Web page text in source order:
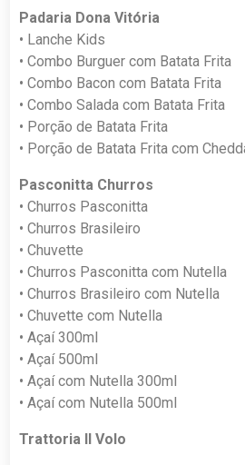
Padaria Dona Vitória
• Lanche Kids
• Combo Burguer com Batata Frita
• Combo Bacon com Batata Frita
• Combo Salada com Batata Frita
• Porção de Batata Frita
• Porção de Batata Frita com
Pasconitta Churros
• Churros Pasconitta
• Churros Brasileiro
• Chuvette
• Churros Pasconitta com Nutella
• Churros Brasileiro com Nutella
• Chuvette com Nutella
• Açaí 300ml
• Açaí 500ml
• Açaí com Nutella 300ml
• Açaí com Nutella 500ml
Trattoria Il Volo